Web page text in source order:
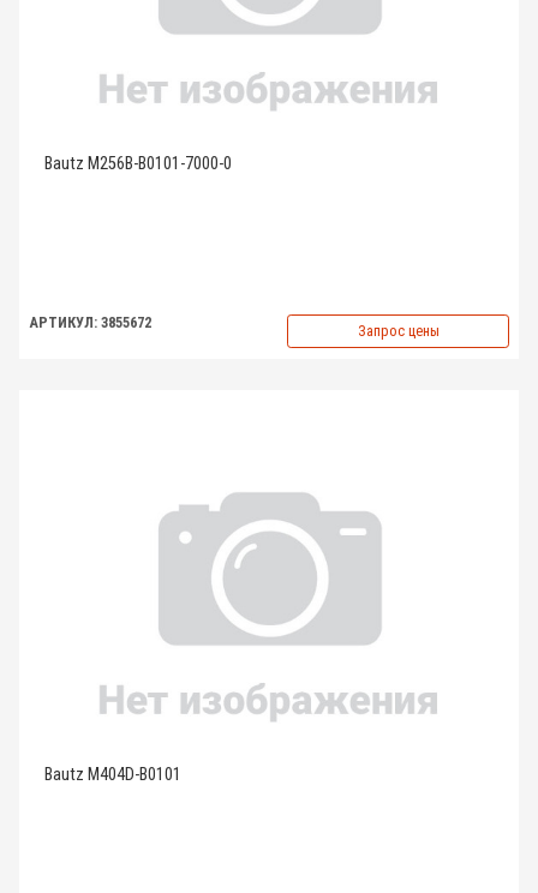
Bautz M256B-B0101-7000-0
АРТИКУЛ: 3855672 Запрос цены
Bautz M404D-B0101